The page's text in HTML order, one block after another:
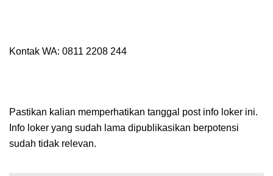
Kontak WA: 0811 2208 244
Pastikan kalian memperhatikan tanggal post info loker ini.
Info loker yang sudah lama dipublikasikan berpotensi
sudah tidak relevan.